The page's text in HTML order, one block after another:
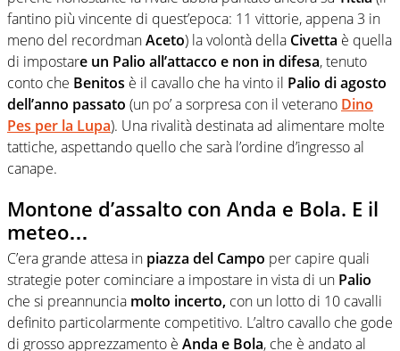
fantino più vincente di quest’epoca: 11 vittorie, appena 3 in
meno del recordmanAceto) la volontà della Civetta è quella
di impostare un Palio all’attacco e non in difesa, tenuto
conto che Benitos è il cavallo che ha vinto il Palio di agosto
dell’anno passato (un po’ a sorpresa con il veterano Dino
Pes per la Lupa). Una rivalità destinata ad alimentare molte
tattiche, aspettando quello che sarà l’ordine d’ingresso al
canape.
Montone d’assalto con Anda e Bola. E il
meteo…
C’era grande attesa in piazza del Campo per capire quali
strategie poter cominciare a impostare in vista di un Palio
che si preannuncia molto incerto, con un lotto di 10 cavalli
definito particolarmente competitivo. L’altro cavallo che gode
di grosso apprezzamento è Anda e Bola, che è andato al